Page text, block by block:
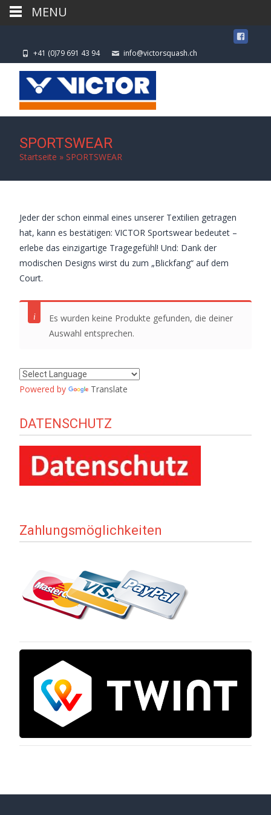
+41 (0)79 691 43 94 info@victorsquash.ch
SPORTSWEAR
Startseite » SPORTSWEAR
Jeder der schon einmal eines unserer Textilien getragen
hat, kann es bestätigen: VICTOR Sportswear bedeutet –
erlebe das einzigartige Tragegefühl! Und: Dank der
modischen Designs wirst du zum „Blickfang“ auf dem
Court.
Es wurden keine Produkte gefunden, die deiner
Auswahl entsprechen.
Powered by Translate
DATENSCHUTZ
Zahlungsmöglichkeiten
MENU